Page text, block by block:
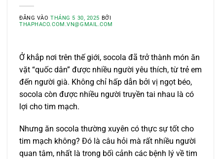
ĐĂNG VÀOTHÁNG 5 30, 2025 BỞI
THAPHACO.COM.VN@GMAIL.COM
Ở khắp nơi trên thế giới, socola đã trở thành món ăn
vặt “quốc dân” được nhiều người yêu thích, từ trẻ em
đến người già. Không chỉ hấp dẫn bởi vị ngọt béo,
socola còn được nhiều người truyền tai nhau là có
lợi cho tim mạch.
Nhưng ăn socola thường xuyên có thực sự tốt cho
tim mạch không? Đó là câu hỏi mà rất nhiều người
quan tâm, nhất là trong bối cảnh các bệnh lý về tim